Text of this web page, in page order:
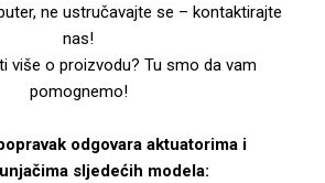
ne ustručavajte se – kontaktirajte
nas!
više o proizvodu? Tu smo da vam
pomognemo!
odgovara aktuatorima i
sljedećih modela: